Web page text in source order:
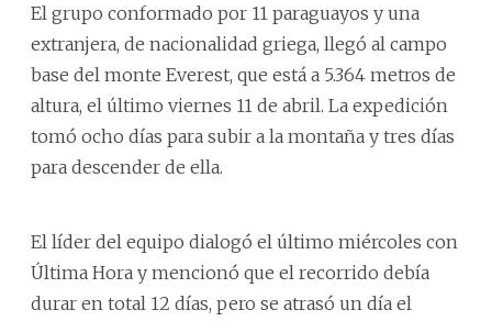
El grupo conformado por 11 paraguayos y una
extranjera, de nacionalidad griega, llegó al campo
base del monte Everest, que está a 5.364 metros de
altura, el último viernes 11 de abril. La expedición
tomó ocho días para subir a la montaña y tres días
para descender de ella.
El líder del equipo dialogó el último miércoles con
Última Hora y mencionó que el recorrido debía
durar en total 12 días, pero se atrasó un día el